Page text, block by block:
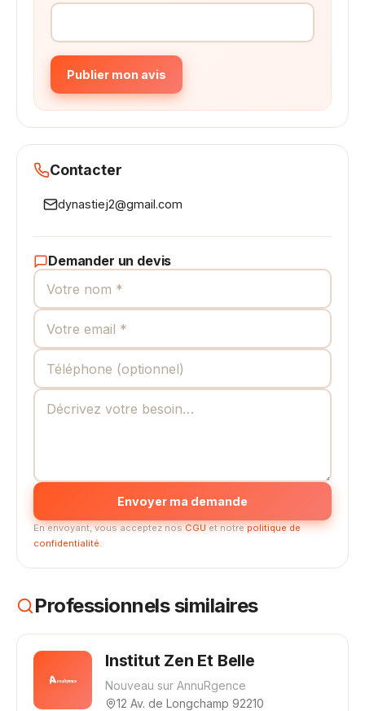
Publier mon avis
Contacter
dynastiej2@gmail.com
Demander un devis
Envoyer ma demande
En envoyant, vous acceptez nosCGUet notrepolitique de
confidentialité.
Professionnels similaires
Institut Zen Et Belle
Nouveau sur AnnuRgence
12 Av. de Longchamp 92210